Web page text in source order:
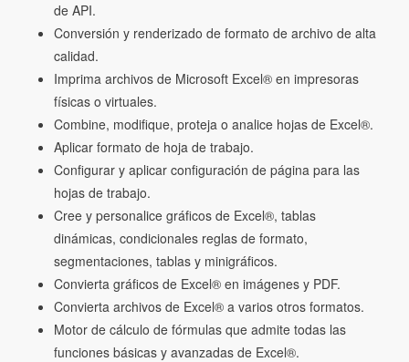
de API.
Conversión y renderizado de formato de archivo de alta
calidad.
Imprima archivos de Microsoft Excel® en impresoras
físicas o virtuales.
Combine, modifique, proteja o analice hojas de Excel®.
Aplicar formato de hoja de trabajo.
Configurar y aplicar configuración de página para las
hojas de trabajo.
Cree y personalice gráficos de Excel®, tablas
dinámicas, condicionales reglas de formato,
segmentaciones, tablas y minigráficos.
Convierta gráficos de Excel® en imágenes y PDF.
Convierta archivos de Excel® a varios otros formatos.
Motor de cálculo de fórmulas que admite todas las
funciones básicas y avanzadas de Excel®.